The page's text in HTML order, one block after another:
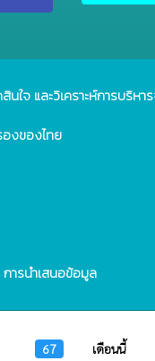
จ และวิเคราะห์การบริห
งของไทย
ารนำเสนอข้อมูล
67 เดือนนี้